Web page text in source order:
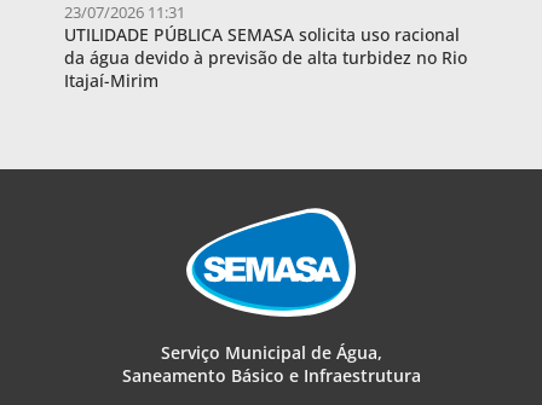
23/07/2026 11:31
UTILIDADE PÚBLICA SEMASA solicita uso racional
da água devido à previsão de alta turbidez no Rio
Itajaí-Mirim
Serviço Municipal de Água,
Saneamento Básico e Infraestrutura